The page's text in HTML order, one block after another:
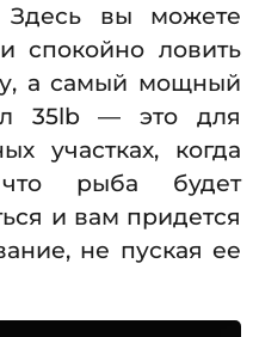
Здесь вы можете
спокойно ловить
а самый мощный
35lb — это для
участках, когда
рыба будет
и вам придется
не пуская ее